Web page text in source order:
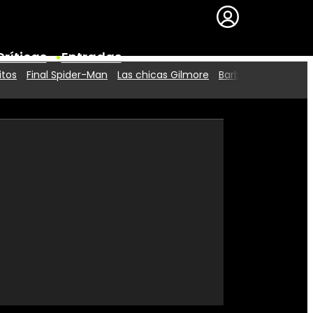
Entradas
Premios
Final Spider-Man Las chicas Gilmore Barbie 2